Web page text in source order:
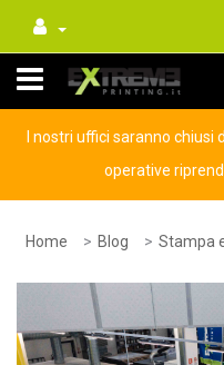
I nostri uffici saranno chiusi
operative
Home Blog Stampa